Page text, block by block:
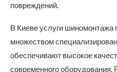
повреждений.
В Киеве услуги шиномонтажа
множеством
обеспечивают высокое
современного оборудования.